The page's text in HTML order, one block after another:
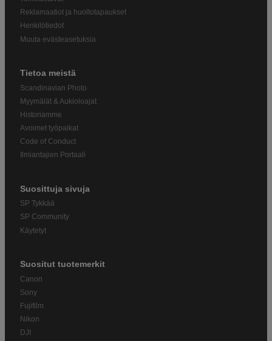
Reklamaatiot ja huoltotapaukset
Henkilötiedot
Muuta evästeasetuksia
Tietoa meistä
Scandinavian Photo
Myymälät & Aukioloajat
Historiamme
Avoimet työpaikat
Code of Conduct
Ilmiantajien Portaali
Suosittuja sivuja
SP Tykkää
SP Community
Käytetyt
Suositut tuotemerkit
Canon
Sony
Fujifilm
Nikon
DJI